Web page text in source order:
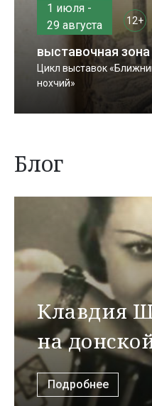
1 июля -
29 августа
12+
выставочная
Цикл выставок
нохчий»
Блог
Клавдия
на
Подробнее